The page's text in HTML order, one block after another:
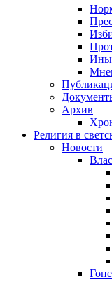
Архив
Религия в
Новости